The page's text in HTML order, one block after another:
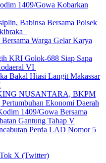
1409/Gowa Kobarkan
Babinsa Bersama Polsek
Warga Gelar Karya
KRI Golok-688 Siap Sapa
VI
Bakal Hiasi Langit Makassar
NUSANTARA, BKPM
Ekonomi Daerah
1409/Gowa Bersama
Gantung Tahap V
Perda LAD Nomor 5
X (Twitter)